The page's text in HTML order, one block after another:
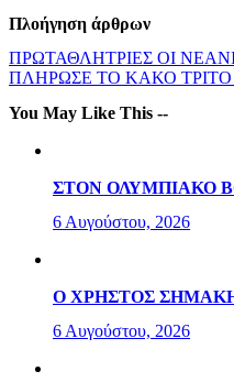
Πλοήγηση άρθρων
ΠΡΩΤΑΘΛΗΤΡΙΕΣ ΟΙ
ΠΛΗΡΩΣΕ ΤΟ ΚΑΚΟ
You May Like This --
ΣΤΟΝ ΟΛΥΜΠΙΑΚΟ
6 Αυγούστου, 2026
Ο ΧΡΗΣΤΟΣ
6 Αυγούστου, 2026